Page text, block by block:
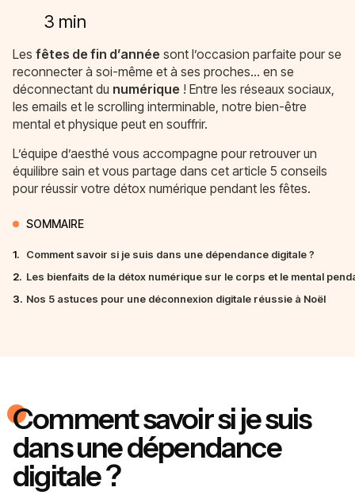
3 min
Les fêtes de fin d’année sont l’occasion parfaite pour se
reconnecter à soi-même et à ses proches… en se
déconnectant du numérique ! Entre les réseaux sociaux,
les emails et le scrolling interminable, notre bien-être
mental et physique peut en souffrir.
L’équipe d’aesthé vous accompagne pour retrouver un
équilibre sain et vous partage dans cet article 5 conseils
pour réussir votre détox numérique pendant les fêtes.
SOMMAIRE
1.
Comment savoir si je suis dans une dépendance digitale ?
2. Les bienfaits de la détox numérique sur le corps et le mental
3. Nos 5 astuces pour une déconnexion digitale réussie à Noël
Comment savoir si je suis
dans unedépendance
digitale?